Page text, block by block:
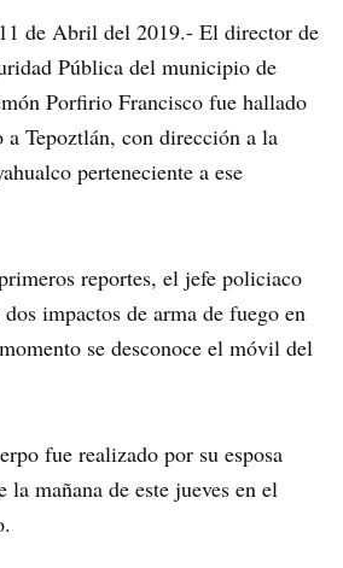
de Abril del 2019.- El director de
Pública del municipio de
Porfirio Francisco fue hallado
a Tepoztlán, con dirección a la
perteneciente a ese
reportes, el jefe policiaco
impactos de arma de fuego en
se desconoce el móvil del
fue realizado por su esposa
la mañana de este jueves en el